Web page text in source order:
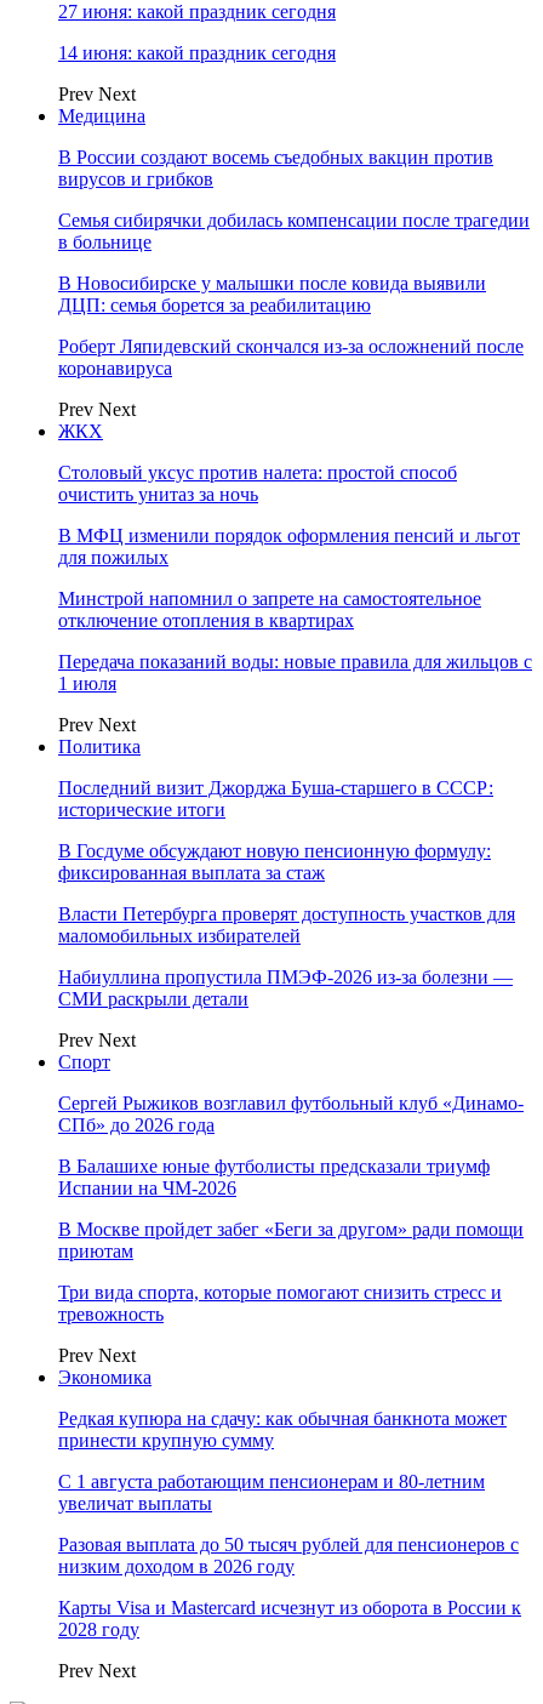
27 июня: какой праздник сегодня
14 июня: какой праздник сегодня
Prev Next
Медицина
В России создают восемь съедобных вакцин против
вирусов и грибков
Семья сибирячки добилась компенсации после трагедии
в больнице
В Новосибирске у малышки после ковида выявили
ДЦП: семья борется за реабилитацию
Роберт Ляпидевский скончался из-за осложнений после
коронавируса
Prev Next
ЖКХ
Столовый уксус против налета: простой способ
очистить унитаз за ночь
В МФЦ изменили порядок оформления пенсий и льгот
для пожилых
Минстрой напомнил о запрете на самостоятельное
отключение отопления в квартирах
Передача показаний воды: новые правила для жильцов с
1 июля
Prev Next
Политика
Последний визит Джорджа Буша-старшего в СССР:
исторические итоги
В Госдуме обсуждают новую пенсионную формулу:
фиксированная выплата за стаж
Власти Петербурга проверят доступность участков для
маломобильных избирателей
Набиуллина пропустила ПМЭФ-2026 из-за болезни —
СМИ раскрыли детали
Prev Next
Спорт
Сергей Рыжиков возглавил футбольный клуб «Динамо-
СПб» до 2026 года
В Балашихе юные футболисты предсказали триумф
Испании на ЧМ-2026
В Москве пройдет забег «Беги за другом» ради помощи
приютам
Три вида спорта, которые помогают снизить стресс и
тревожность
Prev Next
Экономика
Редкая купюра на сдачу: как обычная банкнота может
принести крупную сумму
С 1 августа работающим пенсионерам и 80-летним
увеличат выплаты
Разовая выплата до 50 тысяч рублей для пенсионеров с
низким доходом в 2026 году
Карты Visa и Mastercard исчезнут из оборота в России к
2028 году
Prev Next